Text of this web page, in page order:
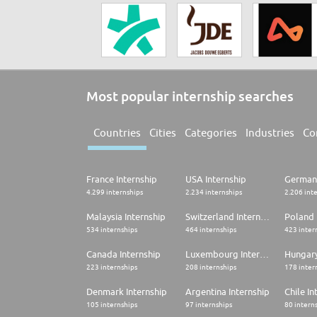
Most popular internship searches
Countries Cities Categories Industries
France Internship
4.299 internships
USA Internship
2.234 internships 2.206
Malaysia Internship
534 internships 464 internships
Poland
423
Canada Internship
223 internships 208 internships 178
Denmark Internship
105 internships
Argentina Internship
97 internships
Chile
80